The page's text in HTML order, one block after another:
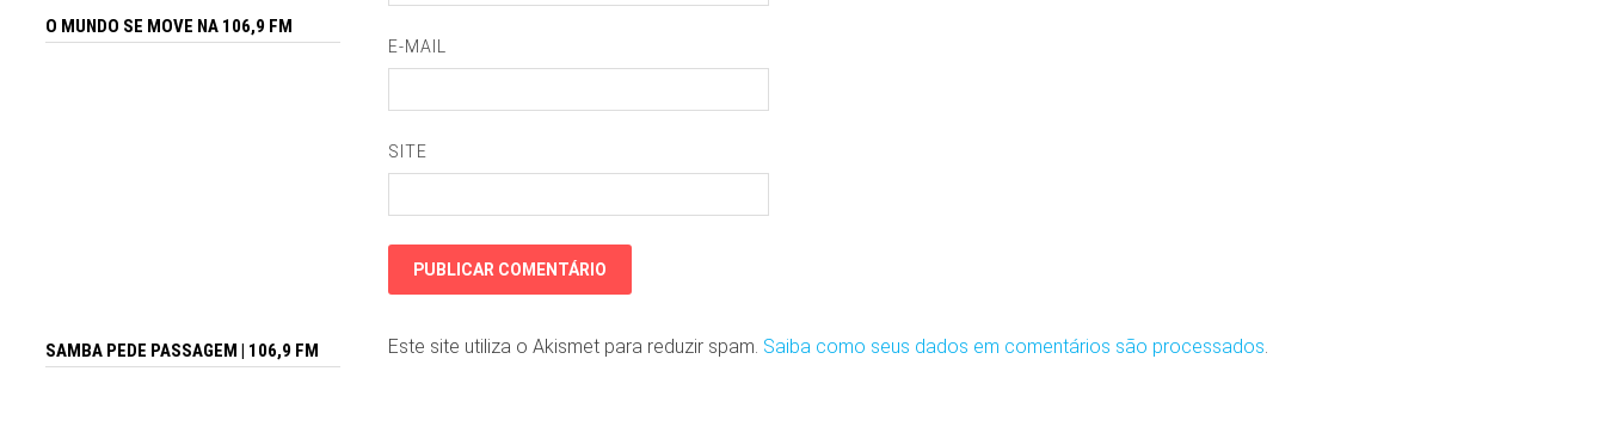
E-MAIL
SITE
Este site utiliza o Akismet para reduzir spam. Saiba como seus dados em comentários são processados.
O MUNDO SE MOVE NA 106,9 FM
SAMBA PEDE PASSAGEM | 106,9 FM